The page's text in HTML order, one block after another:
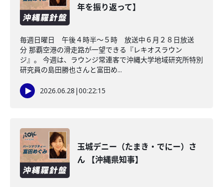
年を振り返って】
毎週日曜日 午後４時半～５時 放送中６月２８日放送
分 那覇空港の滑走路が一望できる『レキオスラウン
ジ』。 今週は、ラウンジ常連客で沖縄大学地域研究所特別
研究員の島田勝也さんと富田め...
2026.06.28 |00:22:15
玉城デニー（たまき・でにー）さ
ん 【沖縄県知事】